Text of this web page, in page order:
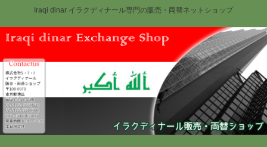
Iraqi dinar イラクディナール専門の販売・両替ネットショップ